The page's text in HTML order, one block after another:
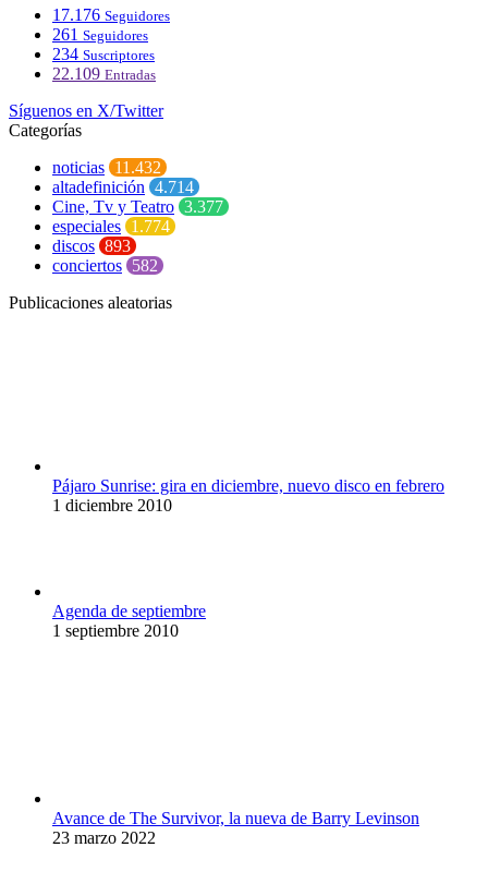
17.176 Seguidores
261 Seguidores
234 Suscriptores
22.109 Entradas
Síguenos en X/Twitter
Categorías
noticias 11.432
altadefinición 4.714
Cine, Tv y Teatro 3.377
especiales 1.774
discos 893
conciertos 582
Publicaciones aleatorias
Pájaro Sunrise: gira en diciembre, nuevo disco en febrero
1 diciembre 2010
Agenda de septiembre
1 septiembre 2010
Avance de The Survivor, la nueva de Barry Levinson
23 marzo 2022